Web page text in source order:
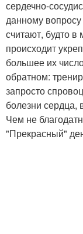
сердечно-
данному
считают, будто
происходит
большее их
обратном:
запросто
болезни сердца,
Чем не
"Прекрасный"